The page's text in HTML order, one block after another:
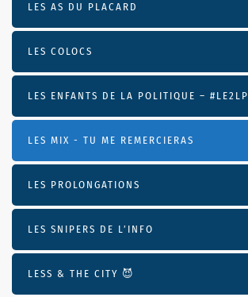
LES AS DU PLACARD
LES COLOCS
LES ENFANTS DE LA POLITIQUE – #LE2LP
LES MIX - TU ME REMERCIERAS
LES PROLONGATIONS
LES SNIPERS DE L’INFO
LESS & THE CITY 😈